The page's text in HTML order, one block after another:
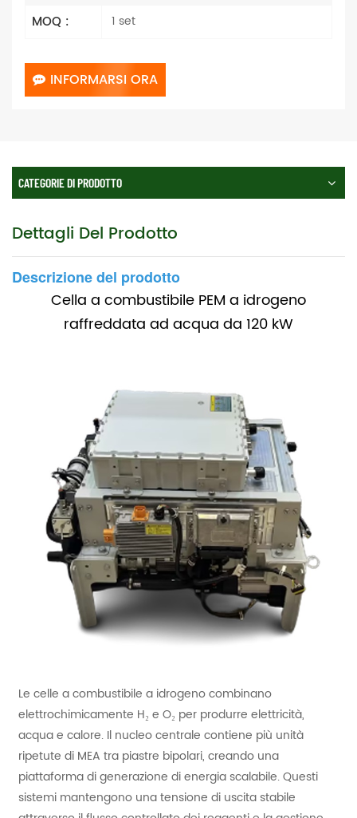
MOQ : 1 set
INFORMARSI ORA
CATEGORIE DI PRODOTTO
Dettagli Del Prodotto
Descrizione del prodotto
Cella a combustibile PEM a idrogeno
raffreddata ad acqua da 120 kW
Le celle a combustibile a idrogeno combinano
elettrochimicamente H₂ e O₂ per produrre elettricità,
acqua e calore. Il nucleo centrale contiene più unità
ripetute di MEA tra piastre bipolari, creando una
piattaforma di generazione di energia scalabile. Questi
sistemi mantengono una tensione di uscita stabile